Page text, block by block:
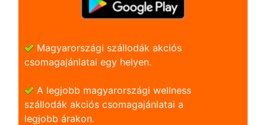
Magyarországi szállodák akciós
csomagajánlatai egy helyen.
A legjobb magyarországi wellness
szállodák akciós csomagajánlatai a
legjobb árakon.